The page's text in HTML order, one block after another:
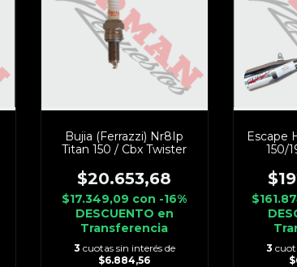
Bujia (Ferrazzi) Nr8Ip
Titan 150 / Cbx Twister
$20.653,68
$17.349,09 con -16%
DESCUENTO en
Transferencia
3 cuotas sin interés de
$6.884,56
Escape
150/
3